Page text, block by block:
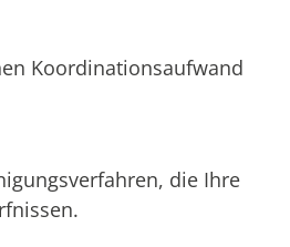
Koordinationsaufwand
die Ihre